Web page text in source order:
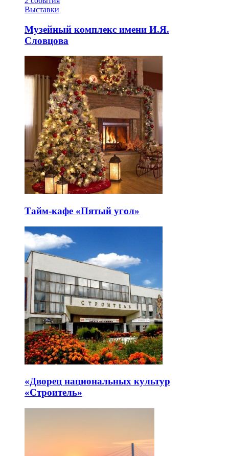
Выставки
Музейный комплекс имени И.Я.
Словцова
Тайм-кафе «Пятый угол»
«Дворец национальных культур
«Строитель»